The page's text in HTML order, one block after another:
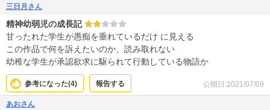
三日月さん
精神幼弱児の成長記
甘ったれた学生が愚痴を垂れているだけ に見える
この作品で何を訴えたいのか、読み取れない
幼稚な学生が承認欲求に駆られて行動している物語か
公開日:2021/07/09
参考になった(4) 報告する
あおさん